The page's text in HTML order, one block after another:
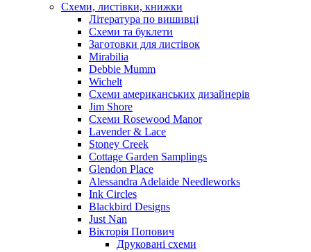
Схеми, листівки, книжки
Література по вишивці
Схеми та буклети
Заготовки для листівок
Mirabilia
Debbie Mumm
Wichelt
Схеми американських дизайнерів
Jim Shore
Cхеми Rosewood Manor
Lavender & Lace
Stoney Creek
Cottage Garden Samplings
Glendon Place
Alessandra Adelaide Needleworks
Ink Circles
Blackbird Designs
Just Nan
Вікторія Попович
Друковані схеми